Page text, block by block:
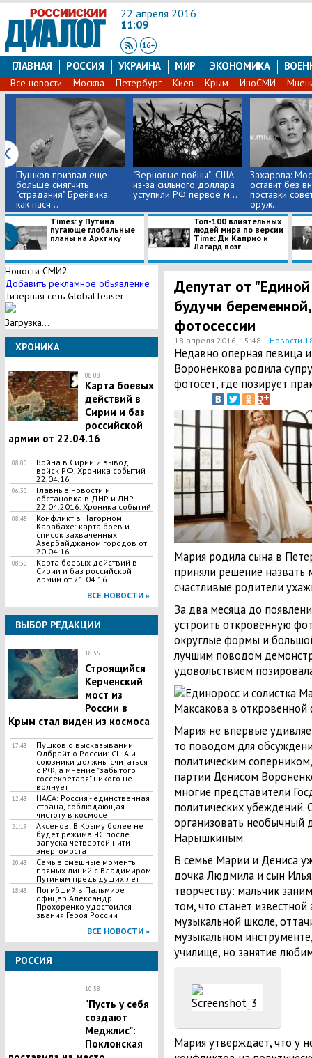
22 апреля 2016
11:09
ГЛАВНАЯ РОССИЯ УКРАИНА МИР ЭКОНОМИКА
Все новости Москва Петербург Киев Крым ИноСМИ
Пушков призвал еще
больше смягчить
"страдания" Брейвика:
как насч...
"Зерновые войны": США
из-за сильного доллара
уступили РФ первое м...
Захарова:
оставит без
поставки
оруж...
Times: у Путина
пугающе глобальные
планы на Арктику
Топ-100 влиятельных
людей мира по версии
Time: Ди Каприо и
Лагард возг...
Новости СМИ2
Добавить рекламное обьявление
Тизерная сеть GlobalTeaser
Загрузка...
ХРОНИКА
08:08
Карта боевых
действий в
Сирии и баз
российской
армии от 22.04.16
08:00
Война в Сирии и вывод
войск РФ. Хроника событий
22.04.16
06:30
Главные новости и
обстановка в ДНР и ЛНР
22.04.2016. Хроника событий
08:45
Конфликт в Нагорном
Карабахе: карта боев и
список захваченных
Азербайджаном городов от
20.04.16
08:30
Карта боевых действий в
Сирии и баз российской
армии от 21.04.16
ВСЕ НОВОСТИ »
ВЫБОР РЕДАКЦИИ
18:55
Строящийся
Керченский
мост из
России в
Крым стал виден из космоса
17:43
Пушков о высказывании
Олбрайт о России: США и
союзники должны считаться
с РФ, а мнение "забытого
госсекретаря" никого не
волнует
12:43
НАСА: Россия - единственная
страна, соблюдающая
чистоту в космосе
21:19
Аксенов: В Крыму более не
будет режима ЧС после
запуска четвертой нити
энергомоста
20:43
Самые смешные моменты
прямых линий с Владимиром
Путиным предыдущих лет
18:43
Погибший в Пальмире
офицер Александр
Прохоренко удостоился
звания Героя России
ВСЕ НОВОСТИ »
РОССИЯ
10:58
"Пусть у себя
создают
Меджлис":
Поклонская
Депутат от
будучи
фотосессии
18 апреля 2016, 15:48 —Новости
Недавно оперная певица
Вороненкова родила
фотосет, где позирует
Мария родила сына в
приняли решение назвать
счастливые родители
За два месяца до
устроить откровенную
округлые формы и
лучшим поводом
удовольствием
Мария не впервые
то поводом для
политическим
партии Денисом
многие представители
политических
организовать необычный
Нарышкиным.
В семье Марии и Дениса
дочка Людмила и сын
творчеству: мальчик
том, что станет
музыкальной школе,
музыкальном
училище, но занятие
Мария утверждает, что у